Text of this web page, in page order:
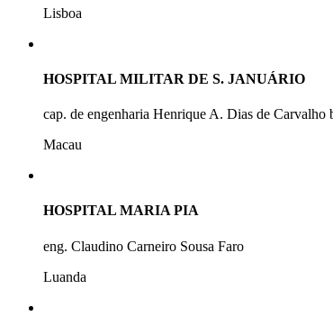
Lisboa
HOSPITAL MILITAR DE S. JANUÁRIO
cap. de engenharia Henrique A. Dias de
Macau
HOSPITAL MARIA PIA
eng. Claudino Carneiro Sousa Faro
Luanda